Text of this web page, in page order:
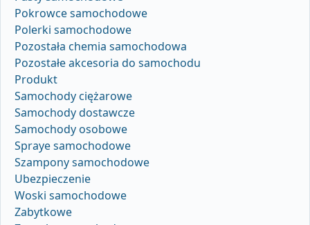
Pokrowce samochodowe
Polerki samochodowe
Pozostała chemia samochodowa
Pozostałe akcesoria do samochodu
Produkt
Samochody ciężarowe
Samochody dostawcze
Samochody osobowe
Spraye samochodowe
Szampony samochodowe
Ubezpieczenie
Woski samochodowe
Zabytkowe